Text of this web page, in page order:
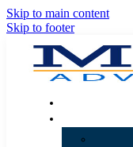
Skip to main content
Skip to footer